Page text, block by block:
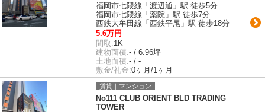
福岡市七隈線「渡辺通」駅 徒歩5分
福岡市七隈線「薬院」駅 徒歩7分
西鉄大牟田線「西鉄平尾」駅 徒歩18分
5.6万円
間取:1K
建物面積:- / 6.96坪
土地面積:- / -
敷金/礼金:0ヶ月/1ヶ月
賃貸｜マンション
No111 CLUB ORIENT BLD TRADING
TOWER